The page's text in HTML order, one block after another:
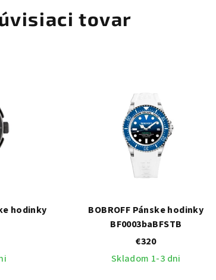
tovar
hodinky
BOBROFF Pánske hodinky
BF0003baBFSTB
€320
Skladom 1-3 dni